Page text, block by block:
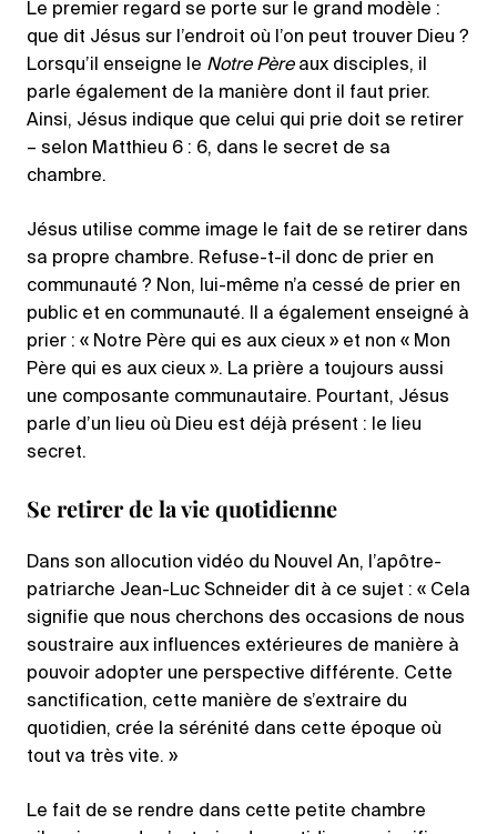
Le premier regard se porte sur le grand modèle :
que dit Jésus sur l’endroit où l’on peut trouver Dieu ?
Lorsqu’il enseigne le Notre Pèreaux disciples, il
parle également de la manière dont il faut prier.
Ainsi, Jésus indique que celui qui prie doit se retirer
– selon Matthieu 6 : 6, dans le secret de sa
chambre.
Jésus utilise comme image le fait de se retirer dans
sa propre chambre. Refuse-t-il donc de prier en
communauté ? Non, lui-même n’a cessé de prier en
public et en communauté. Il a également enseigné à
prier : « Notre Père qui es aux cieux » et non « Mon
Père qui es aux cieux ». La prière a toujours aussi
une composante communautaire. Pourtant, Jésus
parle d’un lieu où Dieu est déjà présent : le lieu
secret.
Se retirer de la vie quotidienne
Dans son allocution vidéo du Nouvel An, l’apôtre-
patriarche Jean-Luc Schneider dit à ce sujet : « Cela
signifie que nous cherchons des occasions de nous
soustraire aux influences extérieures de manière à
pouvoir adopter une perspective différente. Cette
sanctification, cette manière de s’extraire du
quotidien, crée la sérénité dans cette époque où
tout va très vite. »
Le fait de se rendre dans cette petite chambre